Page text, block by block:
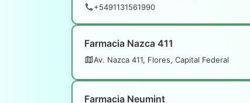
+5491131561990
Farmacia Nazca 411
Av. Nazca 411, Flores, Capital Federal
Farmacia Neumint